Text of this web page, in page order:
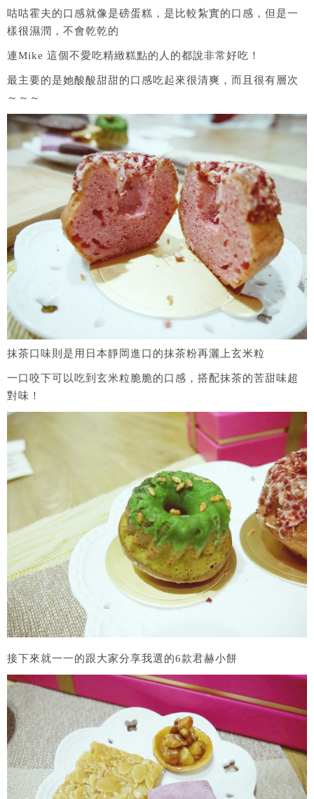
咕咕霍夫的口感就像是磅蛋糕，是比較紮實的口感，但是一
樣很濕潤，不會乾乾的
連Mike 這個不愛吃精緻糕點的人的都說非常好吃！
最主要的是她酸酸甜甜的口感吃起來很清爽，而且很有層次
～～～
抹茶口味則是用日本靜岡進口的抹茶粉再灑上玄米粒
一口咬下可以吃到玄米粒脆脆的口感，搭配抹茶的苦甜味超
對味！
接下來就一一的跟大家分享我選的6款君赫小餅